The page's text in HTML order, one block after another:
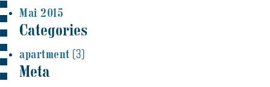
Mai 2015
Categories
apartment (3)
Meta